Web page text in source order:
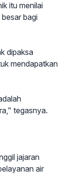
itu menilai
bagi
dipaksa
mendapatkan
tegasnya.
jajaran
air